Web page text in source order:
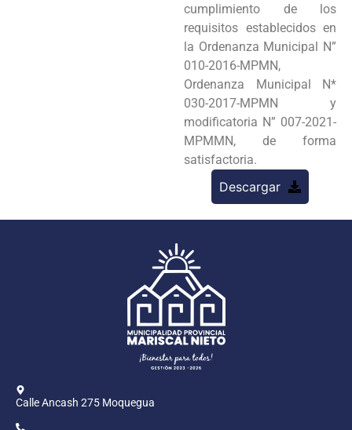
cumplimiento de los
requisitos establecidos en
la Ordenanza Municipal N”
010-2016-MPMN,
Ordenanza Municipal N*
030-2017-MPMN y
modificatoria N” 007-2021-
MPMMN, de forma
satisfactoria.
Descargar
Calle Ancash 275 Moquegua